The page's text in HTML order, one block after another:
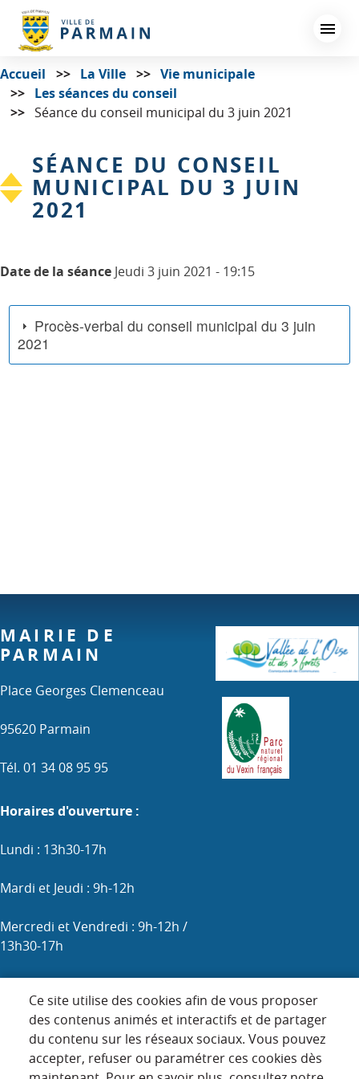
principal
Accueil La Ville
Vie municipale
Les séances du conseil
Séance du conseil municipal du 3 juin 2021
SÉANCE DU CONSEIL
MUNICIPAL DU 3 JUIN
2021
Date de la séance Jeudi 3 juin 2021 - 19:15
Procès-verbal du conseil municipal du 3 juin
2021
Ce site utilise des cookies afin de vous proposer
des contenus animés et interactifs et de partager
du contenu sur les réseaux sociaux. Vous pouvez
accepter, refuser ou paramétrer ces cookies dès
MAIRIE DE
PARMAIN
Place Georges Clemenceau
95620 Parmain
Tél. 01 34 08 95 95
Horaires d'ouverture :
Lundi : 13h30-17h
Mardi et Jeudi : 9h-12h
Mercredi et Vendredi : 9h-12h /
13h30-17h
Menu
ACCUEIL